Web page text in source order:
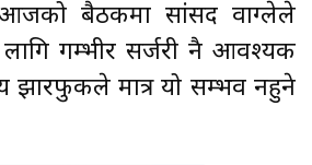
आजको बैठकमा सांसद वाग्लेले
लागि गम्भीर सर्जरी नै आवश्यक
झारफुकले मात्र यो सम्भव नहुने